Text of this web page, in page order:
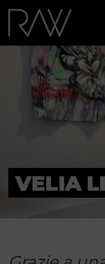
VELIA